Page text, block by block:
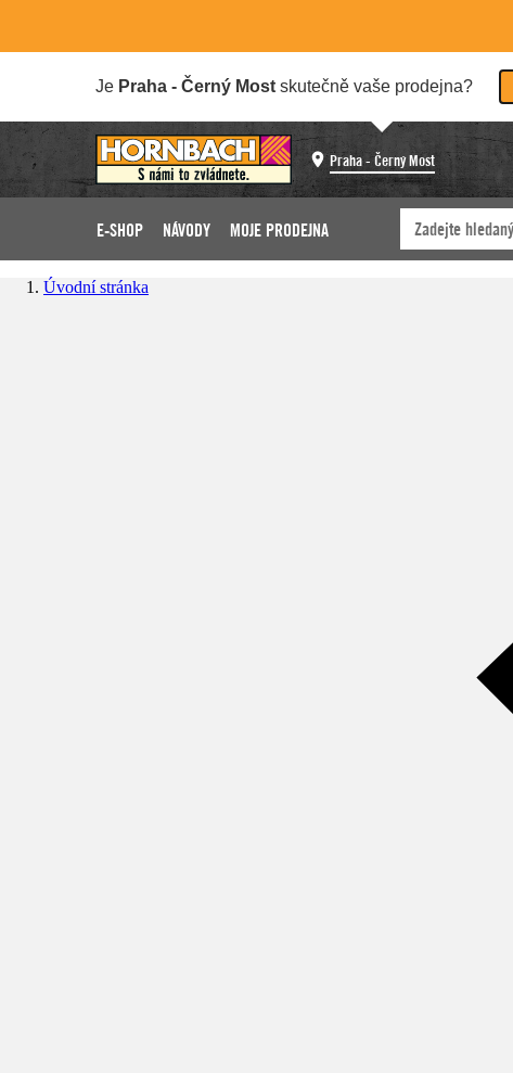
Je Praha - Černý Most skutečně vaše prodejna?
Praha - Černý Most
E-SHOP NÁVODY MOJE PRODEJNA
Úvodní stránka